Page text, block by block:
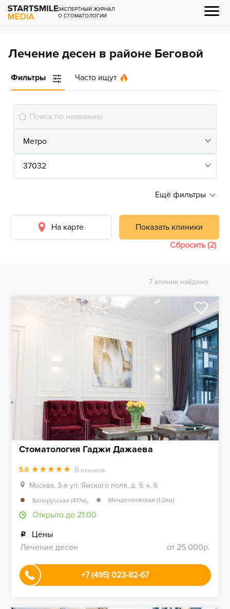
ЭКСПЕРТНЫЙ ЖУРНАЛ
О СТОМАТОЛОГИИ
Лечение десен в районе Беговой
Фильтры Часто ищут
Ещё фильтры
На карте
Показать клиники
Сбросить (2)
7 клиник найдено
Стоматология Гаджи Дажаева
5.0 6 отзывов
Москва, 3-я ул. Ямского поля, д. 9, к. 6
Белорусская (417м), Менделеевская (1.2км)
Открыто до 21:00
Цены
Лечение десен
от 25 000р.
+7 (495) 023-82-67